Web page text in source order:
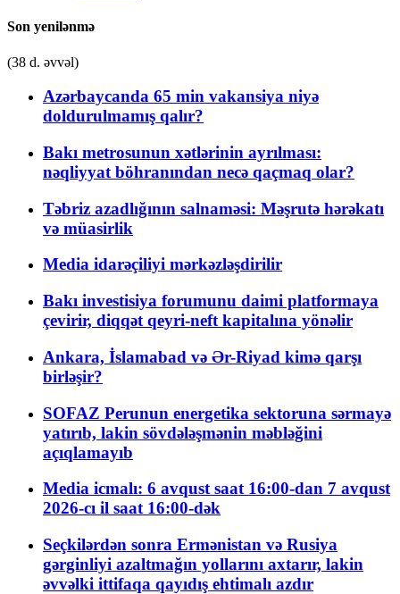
Son yenilənmə
(38 d. əvvəl)
Azərbaycanda 65 min vakansiya niyə
doldurulmamış qalır?
Bakı metrosunun xətlərinin ayrılması:
nəqliyyat böhranından necə qaçmaq olar?
Təbriz azadlığının salnaməsi: Məşrutə hərəkatı
və müasirlik
Media idarəçiliyi mərkəzləşdirilir
Bakı investisiya forumunu daimi platformaya
çevirir, diqqət qeyri-neft kapitalına yönəlir
Ankara, İslamabad və Ər-Riyad kimə qarşı
birləşir?
SOFAZ Perunun energetika sektoruna sərmayə
yatırıb, lakin sövdələşmənin məbləğini
açıqlamayıb
Media icmalı: 6 avqust saat 16:00-dan 7 avqust
2026-cı il saat 16:00-dək
Seçkilərdən sonra Ermənistan və Rusiya
gərginliyi azaltmağın yollarını axtarır, lakin
əvvəlki ittifaqa qayıdış ehtimalı azdır